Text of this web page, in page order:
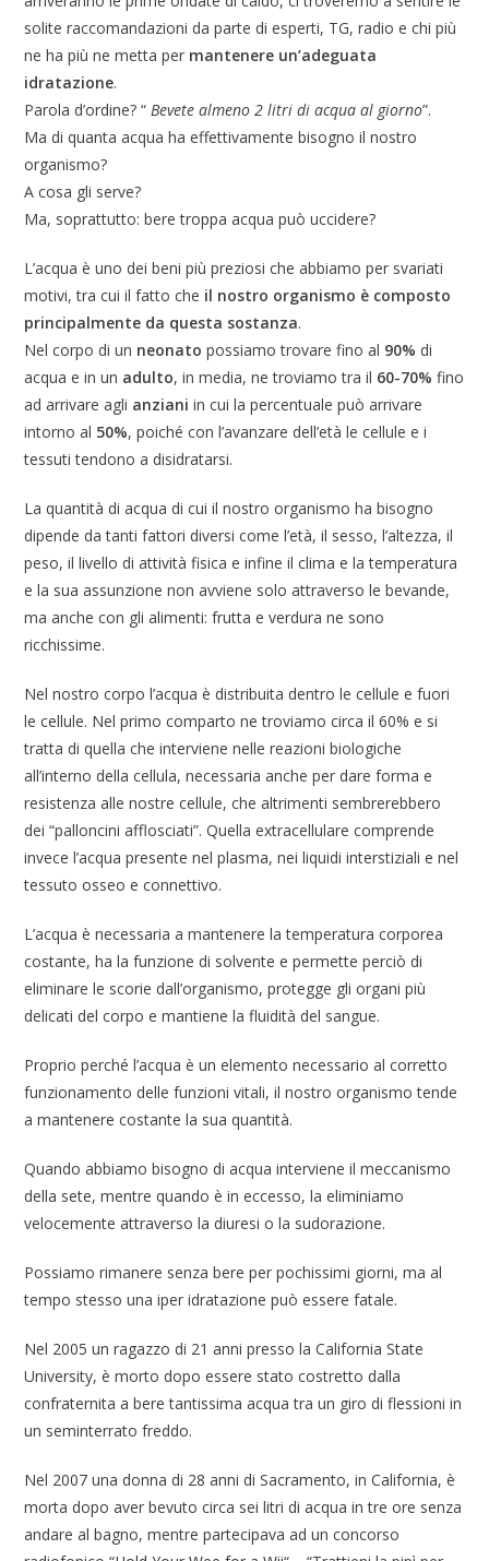
solite raccomandazioni da parte di esperti, TG, radio e chi più
ne ha più ne metta per mantenere un’adeguata
idratazione.
Parola d’ordine? “Bevete almeno 2 litri di acqua al giorno”.
Ma di quanta acqua ha effettivamente bisogno il nostro
organismo?
A cosa gli serve?
Ma, soprattutto: bere troppa acqua può uccidere?
L’acqua è uno dei beni più preziosi che abbiamo per svariati
motivi, tra cui il fatto che il nostro organismo è composto
principalmente da questa sostanza.
Nel corpo di un neonato possiamo trovare fino al 90% di
acqua e in un adulto, in media, ne troviamo tra il 60-70% fino
ad arrivare agli anziani in cui la percentuale può arrivare
intorno al 50%, poiché con l’avanzare dell’età le cellule e i
tessuti tendono a disidratarsi.
La quantità di acqua di cui il nostro organismo ha bisogno
dipende da tanti fattori diversi come l’età, il sesso, l’altezza, il
peso, il livello di attività fisica e infine il clima e la temperatura
e la sua assunzione non avviene solo attraverso le bevande,
ma anche con gli alimenti: frutta e verdura ne sono
ricchissime.
Nel nostro corpo l’acqua è distribuita dentro le cellule e fuori
le cellule. Nel primo comparto ne troviamo circa il 60% e si
tratta di quella che interviene nelle reazioni biologiche
all’interno della cellula, necessaria anche per dare forma e
resistenza alle nostre cellule, che altrimenti sembrerebbero
dei “palloncini afflosciati”. Quella extracellulare comprende
invece l’acqua presente nel plasma, nei liquidi interstiziali e nel
tessuto osseo e connettivo.
L’acqua è necessaria a mantenere la temperatura corporea
costante, ha la funzione di solvente e permette perciò di
eliminare le scorie dall’organismo, protegge gli organi più
delicati del corpo e mantiene la fluidità del sangue.
Proprio perché l’acqua è un elemento necessario al corretto
funzionamento delle funzioni vitali, il nostro organismo tende
a mantenere costante la sua quantità.
Quando abbiamo bisogno di acqua interviene il meccanismo
della sete, mentre quando è in eccesso, la eliminiamo
velocemente attraverso la diuresi o la sudorazione.
Possiamo rimanere senza bere per pochissimi giorni, ma al
tempo stesso una iper idratazione può essere fatale.
Nel 2005 un ragazzo di 21 anni presso la California State
University, è morto dopo essere stato costretto dalla
confraternita a bere tantissima acqua tra un giro di flessioni in
un seminterrato freddo.
Nel 2007 una donna di 28 anni di Sacramento, in California, è
morta dopo aver bevuto circa sei litri di acqua in tre ore senza
andare al bagno, mentre partecipava ad un concorso